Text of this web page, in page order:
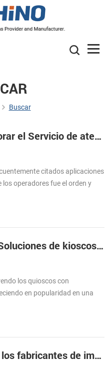
Buscar
Cómo Quioscos de Mejorar el Servicio de atención al Cliente
citados aplicaciones
operadores fue el orden y
Impresoras de kiosco -Soluciones de kioscos de autoservicio
los quioscos con
en popularidad en una
Cashino-profesional de los fabricantes de impresoras de kiosco